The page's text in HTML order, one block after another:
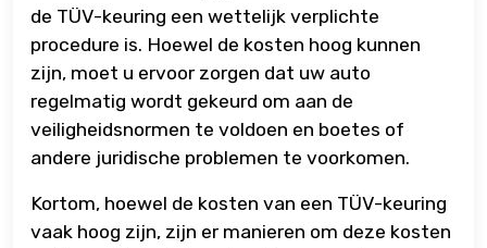
de TÜV-keuring een wettelijk verplichte
procedure is. Hoewel de kosten hoog kunnen
zijn, moet u ervoor zorgen dat uw auto
regelmatig wordt gekeurd om aan de
veiligheidsnormen te voldoen en boetes of
andere juridische problemen te voorkomen.
Kortom, hoewel de kosten van een TÜV-keuring
vaak hoog zijn, zijn er manieren om deze kosten